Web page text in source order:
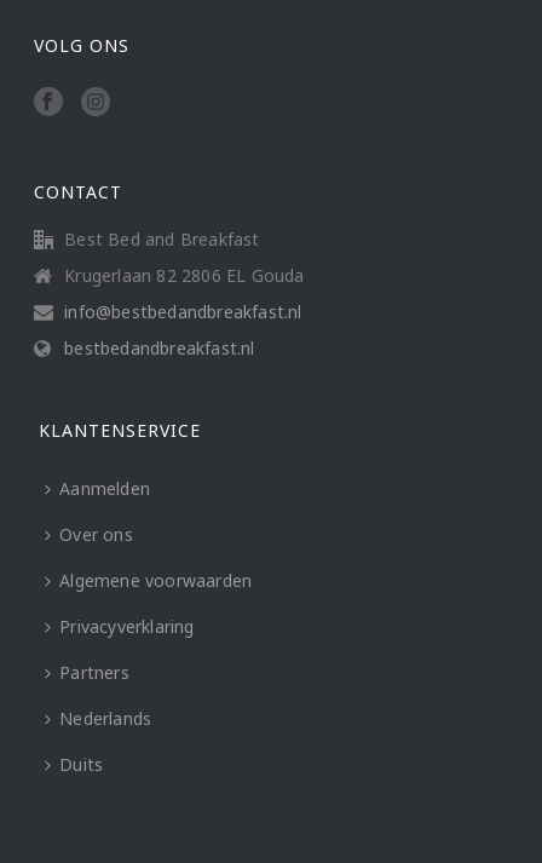
VOLG ONS
CONTACT
Best Bed and Breakfast
Krugerlaan 82 2806 EL Gouda
info@bestbedandbreakfast.nl
bestbedandbreakfast.nl
KLANTENSERVICE
Aanmelden
Over ons
Algemene voorwaarden
Privacyverklaring
Partners
Nederlands
Duits